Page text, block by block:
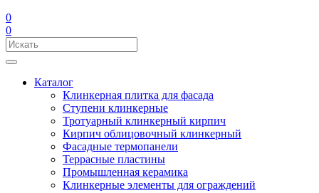
0
0
Каталог
Клинкерная плитка для фасада
Ступени клинкерные
Тротуарный клинкерный кирпич
Кирпич облицовочный клинкерный
Фасадные термопанели
Террасные пластины
Промышленная керамика
Клинкерные элементы для ограждений